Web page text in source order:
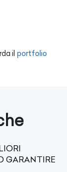
il portfolio
GARANTIRE